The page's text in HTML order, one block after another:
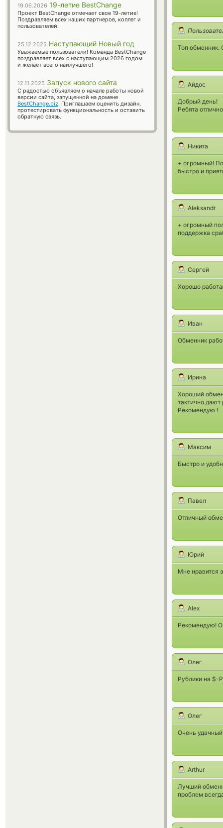
Топ обменник.
Айдос
Добрый день!
Ребята
Никита
+ огромный!
быстро и
Aleksandr
+ огромный
поддержка
Сергей
Хорошо
Иван
Обменник
Ирина
Хороший
тактично
Рекомендую !
Максим
Быстро и
Павел
Отличный
Юрий
Мне нравится
Alex
Рекомендую!
Олег
Рублики на $-
Олег
Очень удачный
Arthur
Лучший
проблем
19.06.2026 19-летие BestChange
Проект BestChange отмечает свое 19-летие!
Поздравляем всех наших партнеров, коллег и
пользователей.
25.12.2025 Наступающий Новый год
Уважаемые пользователи! Команда BestChange
поздравляет всех с наступающим 2026 годом
и желает всего наилучшего!
12.11.2025 Запуск нового сайта
С радостью объявляем о начале работы новой
версии сайта, запущенной на домене
BestChange.biz. Приглашаем оценить дизайн,
протестировать функциональность и оставить
обратную связь.